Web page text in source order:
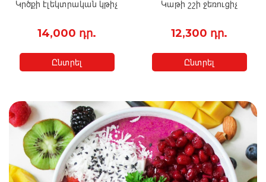
Կրծքի էլեկտրական կթիչ
14,000 դր.
Ընտրել
Կաթի շշի ջեռուցիչ
12,300 դր.
Ընտրել